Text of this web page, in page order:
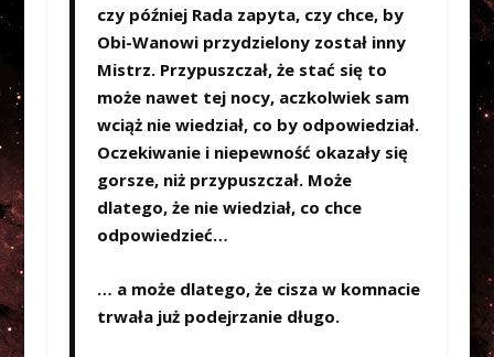
czy później Rada zapyta, czy chce, by
Obi-Wanowi przydzielony został inny
Mistrz. Przypuszczał, że stać się to
może nawet tej nocy, aczkolwiek sam
wciąż nie wiedział, co by odpowiedział.
Oczekiwanie i niepewność okazały się
gorsze, niż przypuszczał. Może
dlatego, że nie wiedział, co chce
odpowiedzieć…
… a może dlatego, że cisza w komnacie
trwała już podejrzanie długo.